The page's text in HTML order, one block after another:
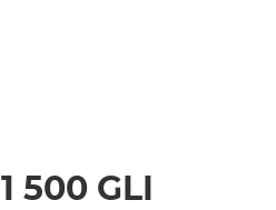
1 500 GLI